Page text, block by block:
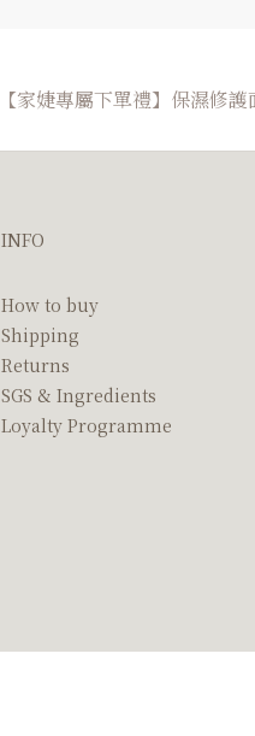
【家婕專屬下單禮】保濕修護
INFO
How to buy
Shipping
Returns
SGS & Ingredients
Loyalty Programme